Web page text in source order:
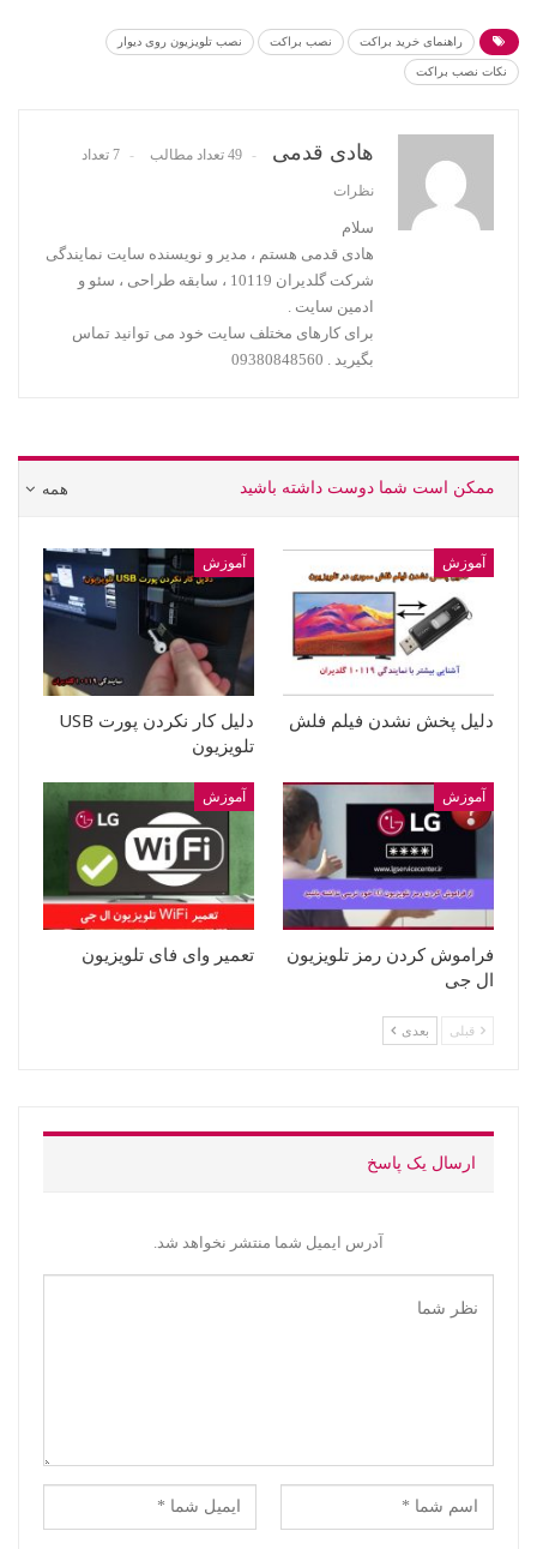
راهنمای خرید براکت نصب براکت نصب تلویزیون روی دیوار
نکات نصب براکت
هادی قدمی 49 تعداد مطالب 7 تعداد
نظرات
سلام
هادی قدمی هستم ، مدیر و نویسنده سایت نمایندگی
شرکت گلدیران 10119 ، سابقه طراحی ، سئو و
ادمین سایت .
برای کارهای مختلف سایت خود می توانید تماس
بگیرید . 09380848560
همه ممکن است شما دوست داشته باشید
آموزش
دلیل پخش نشدن فیلم فلش
آموزش
دلیل کار نکردن پورت USB
تلویزیون
آموزش
فراموش کردن رمز تلویزیون
ال جی
آموزش
تعمیر وای فای تلویزیون
قبلی بعدی
ارسال یک پاسخ
آدرس ایمیل شما منتشر نخواهد شد.